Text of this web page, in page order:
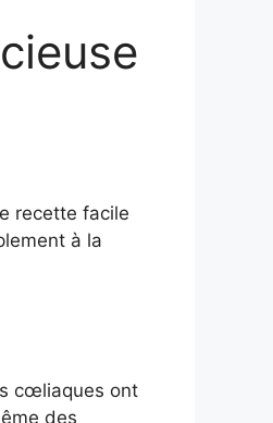
recette facile
à la
cœliaques ont
des